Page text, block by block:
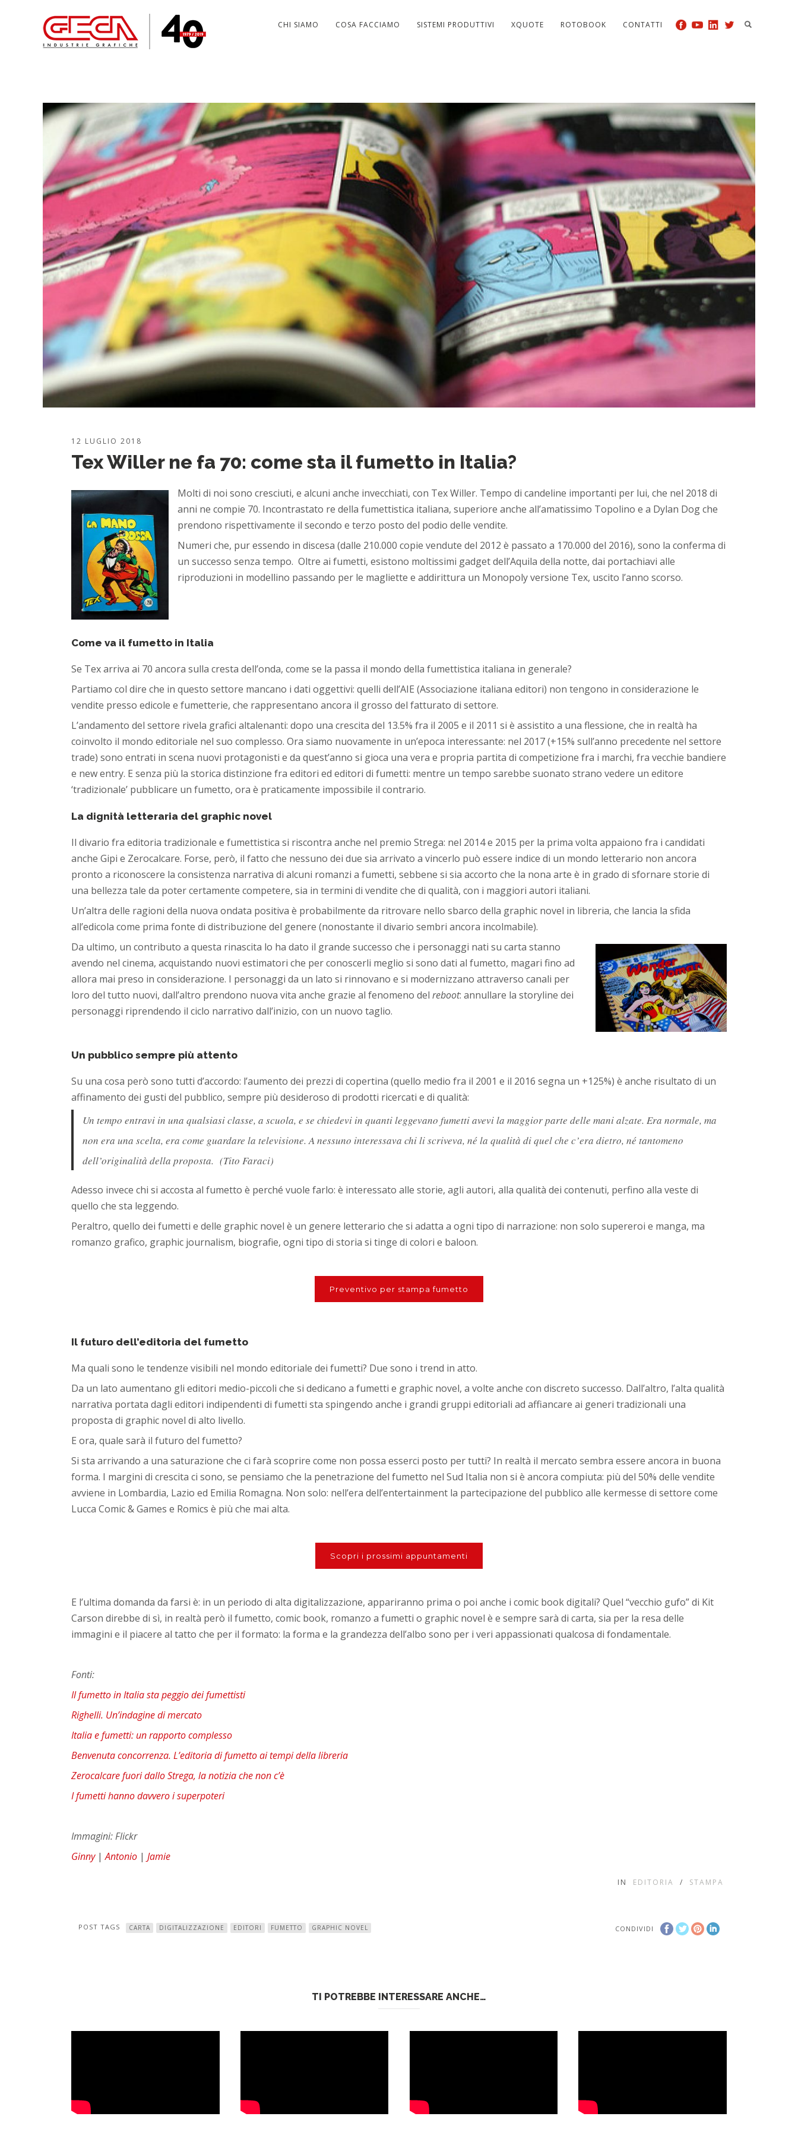
CHI SIAMO COSA FACCIAMO SISTEMI PRODUTTIVI XQUOTE ROTOBOOK CONTATTI
12 LUGLIO 2018
Tex Willer ne fa 70: come sta il fumetto in Italia?
Molti di noi sono cresciuti, e alcuni anche invecchiati, con Tex Willer. Tempo di candeline importanti per lui, che nel 2018 di
anni ne compie 70. Incontrastato re della fumettistica italiana, superiore anche all’amatissimo Topolino e a Dylan Dog che
prendono rispettivamente il secondo e terzo posto del podio delle vendite.
Numeri che, pur essendo in discesa (dalle 210.000 copie vendute del 2012 è passato a 170.000 del 2016), sono la conferma di
un successo senza tempo. Oltre ai fumetti, esistono moltissimi gadget dell’Aquila della notte, dai portachiavi alle
riproduzioni in modellino passando per le magliette e addirittura un Monopoly versione Tex, uscito l’anno scorso.
Come va il fumetto in Italia
Se Tex arriva ai 70 ancora sulla cresta dell’onda, come se la passa il mondo della fumettistica italiana in generale?
Partiamo col dire che in questo settore mancano i dati oggettivi: quelli dell’AIE (Associazione italiana editori) non tengono in considerazione le
vendite presso edicole e fumetterie, che rappresentano ancora il grosso del fatturato di settore.
L’andamento del settore rivela grafici altalenanti: dopo una crescita del 13.5% fra il 2005 e il 2011 si è assistito a una flessione, che in realtà ha
coinvolto il mondo editoriale nel suo complesso. Ora siamo nuovamente in un’epoca interessante: nel 2017 (+15% sull’anno precedente nel settore
trade) sono entrati in scena nuovi protagonisti e da quest’anno si gioca una vera e propria partita di competizione fra i marchi, fra vecchie bandiere
e new entry. E senza più la storica distinzione fra editori ed editori di fumetti: mentre un tempo sarebbe suonato strano vedere un editore
‘tradizionale’ pubblicare un fumetto, ora è praticamente impossibile il contrario.
La dignità letteraria del graphic novel
Il divario fra editoria tradizionale e fumettistica si riscontra anche nel premio Strega: nel 2014 e 2015 per la prima volta appaiono fra i candidati
anche Gipi e Zerocalcare. Forse, però, il fatto che nessuno dei due sia arrivato a vincerlo può essere indice di un mondo letterario non ancora
pronto a riconoscere la consistenza narrativa di alcuni romanzi a fumetti, sebbene si sia accorto che la nona arte è in grado di sfornare storie di
una bellezza tale da poter certamente competere, sia in termini di vendite che di qualità, con i maggiori autori italiani.
Un’altra delle ragioni della nuova ondata positiva è probabilmente da ritrovare nello sbarco della graphic novel in libreria, che lancia la sfida
all’edicola come prima fonte di distribuzione del genere (nonostante il divario sembri ancora incolmabile).
Da ultimo, un contributo a questa rinascita lo ha dato il grande successo che i personaggi nati su carta stanno
avendo nel cinema, acquistando nuovi estimatori che per conoscerli meglio si sono dati al fumetto, magari fino ad
allora mai preso in considerazione. I personaggi da un lato si rinnovano e si modernizzano attraverso canali per
loro del tutto nuovi, dall’altro prendono nuova vita anche grazie al fenomeno del reboot: annullare la storyline dei
personaggi riprendendo il ciclo narrativo dall’inizio, con un nuovo taglio.
Un pubblico sempre più attento
Su una cosa però sono tutti d’accordo: l’aumento dei prezzi di copertina (quello medio fra il 2001 e il 2016 segna un +125%) è anche risultato di un
affinamento dei gusti del pubblico, sempre più desideroso di prodotti ricercati e di qualità:
Un tempo entravi in una qualsiasi classe, a scuola, e se chiedevi in quanti leggevano fumetti avevi la maggior parte delle mani alzate. Era normale, ma
non era una scelta, era come guardare la televisione. A nessuno interessava chi li scriveva, né la qualità di quel che c’era dietro, né tantomeno
dell’originalità della proposta. (Tito Faraci)
Adesso invece chi si accosta al fumetto è perché vuole farlo: è interessato alle storie, agli autori, alla qualità dei contenuti, perfino alla veste di
quello che sta leggendo.
Peraltro, quello dei fumetti e delle graphic novel è un genere letterario che si adatta a ogni tipo di narrazione: non solo supereroi e manga, ma
romanzo grafico, graphic journalism, biografie, ogni tipo di storia si tinge di colori e baloon.
Preventivo per stampa fumetto
Il futuro dell’editoria del fumetto
Ma quali sono le tendenze visibili nel mondo editoriale dei fumetti? Due sono i trend in atto.
Da un lato aumentano gli editori medio-piccoli che si dedicano a fumetti e graphic novel, a volte anche con discreto successo. Dall’altro, l’alta qualità
narrativa portata dagli editori indipendenti di fumetti sta spingendo anche i grandi gruppi editoriali ad affiancare ai generi tradizionali una
proposta di graphic novel di alto livello.
E ora, quale sarà il futuro del fumetto?
Si sta arrivando a una saturazione che ci farà scoprire come non possa esserci posto per tutti? In realtà il mercato sembra essere ancora in buona
forma. I margini di crescita ci sono, se pensiamo che la penetrazione del fumetto nel Sud Italia non si è ancora compiuta: più del 50% delle vendite
avviene in Lombardia, Lazio ed Emilia Romagna. Non solo: nell’era dell’entertainment la partecipazione del pubblico alle kermesse di settore come
Lucca Comic & Games e Romics è più che mai alta.
Scopri i prossimi appuntamenti
E l’ultima domanda da farsi è: in un periodo di alta digitalizzazione, appariranno prima o poi anche i comic book digitali? Quel “vecchio gufo” di Kit
Carson direbbe di sì, in realtà però il fumetto, comic book, romanzo a fumetti o graphic novel è e sempre sarà di carta, sia per la resa delle
immagini e il piacere al tatto che per il formato: la forma e la grandezza dell’albo sono per i veri appassionati qualcosa di fondamentale.
Fonti:
Il fumetto in Italia sta peggio dei fumettisti
Righelli. Un’indagine di mercato
Italia e fumetti: un rapporto complesso
Benvenuta concorrenza. L’editoria di fumetto ai tempi della libreria
Zerocalcare fuori dallo Strega, la notizia che non c’è
I fumetti hanno davvero i superpoteri
Immagini: Flickr
Ginny|Antonio | Jamie
IN EDITORIA / STAMPA
CONDIVIDI
POST TAGS CARTA DIGITALIZZAZIONE EDITORI FUMETTO GRAPHIC NOVEL
TI POTREBBE INTERESSARE ANCHE…